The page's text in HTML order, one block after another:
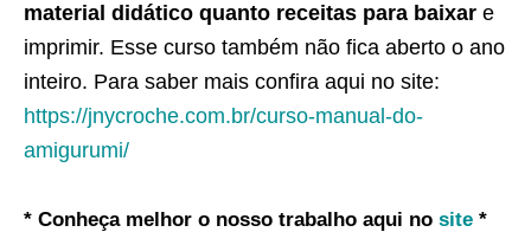
material didático quanto receitas para baixar e
imprimir. Esse curso também não fica aberto o ano
inteiro. Para saber mais confira aqui no site:
https://jnycroche.com.br/curso-manual-do-
amigurumi/
* Conheça melhor o nosso trabalho aqui no site *